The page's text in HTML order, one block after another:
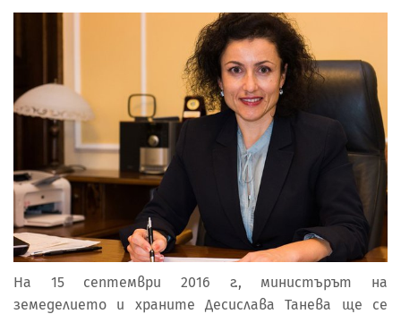
На 15 септември 2016 г., министърът на
земеделието и храните Десислава Танева ще се